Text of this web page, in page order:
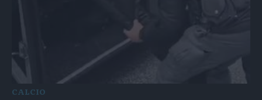
CALCIO